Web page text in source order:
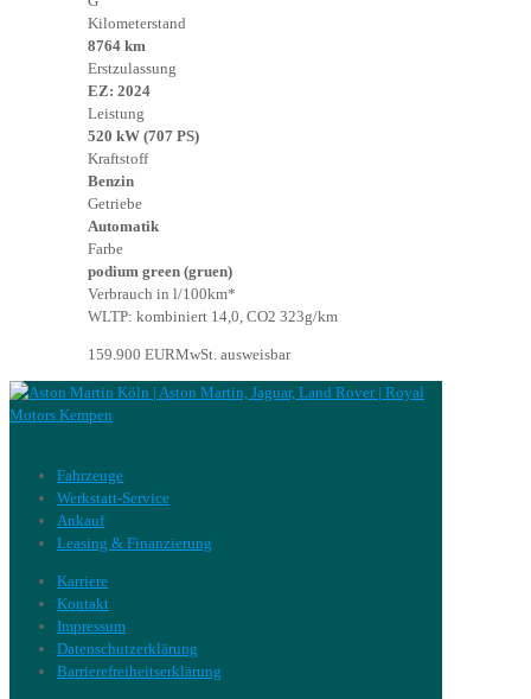
Kilometerstand
8764 km
Erstzulassung
EZ: 2024
Leistung
520 kW (707 PS)
Kraftstoff
Benzin
Getriebe
Automatik
Farbe
podium green (gruen)
Verbrauch in l/100km*
WLTP: kombiniert 14,0, CO2 323g/km
159.900 EURMwSt. ausweisbar
Fahrzeuge
Werkstatt-Service
Ankauf
Leasing & Finanzierung
Karriere
Kontakt
Impressum
Datenschutzerklärung
Barrierefreiheitserklärung